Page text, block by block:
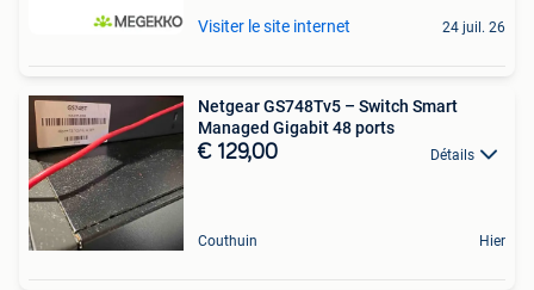
Visiter le site internet 24 juil. 26
Netgear GS748Tv5 – Switch Smart
Managed Gigabit 48 ports
€ 129,00 Détails
Couthuin Hier